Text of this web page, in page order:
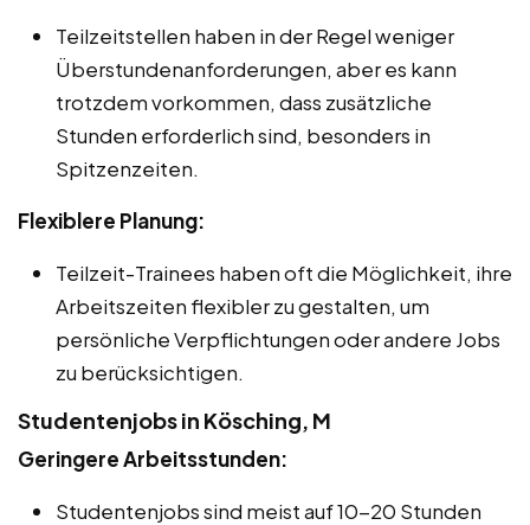
Teilzeitstellen haben in der Regel weniger
Überstundenanforderungen, aber es kann
trotzdem vorkommen, dass zusätzliche
Stunden erforderlich sind, besonders in
Spitzenzeiten.
Flexiblere Planung:
Teilzeit-Trainees haben oft die Möglichkeit, ihre
Arbeitszeiten flexibler zu gestalten, um
persönliche Verpflichtungen oder andere Jobs
zu berücksichtigen.
Studentenjobs in Kösching, M
Geringere Arbeitsstunden:
Studentenjobs sind meist auf 10-20 Stunden